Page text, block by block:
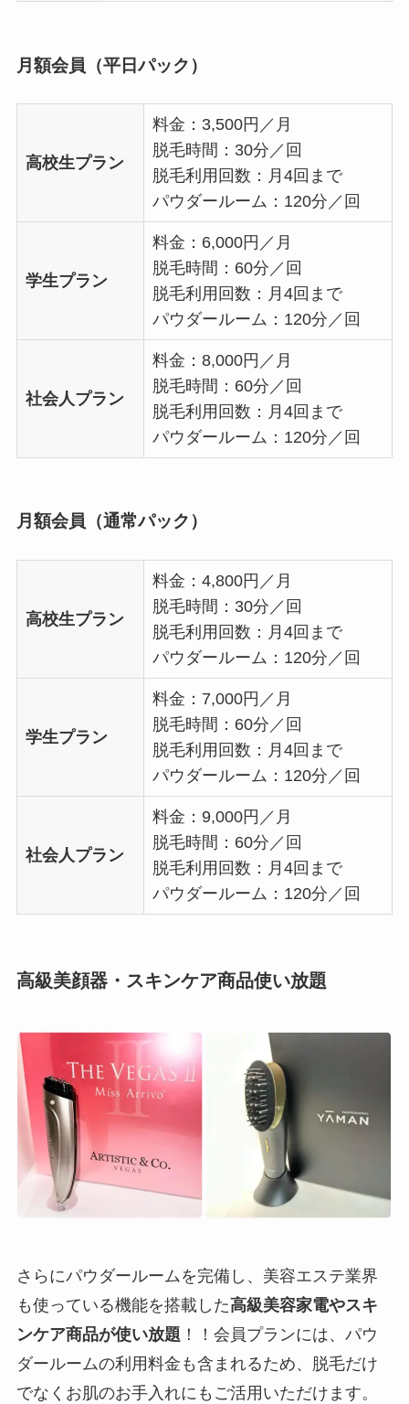
月額会員（平日パック）
高校生プラン
料金：3,500円／月
脱毛時間：30分／回
脱毛利用回数：月4回まで
パウダールーム：120分／回
学生プラン
料金：6,000円／月
脱毛時間：60分／回
脱毛利用回数：月4回まで
パウダールーム：120分／回
社会人プラン
料金：8,000円／月
脱毛時間：60分／回
脱毛利用回数：月4回まで
パウダールーム：120分／回
月額会員（通常パック）
高校生プラン
料金：4,800円／月
脱毛時間：30分／回
脱毛利用回数：月4回まで
パウダールーム：120分／回
学生プラン
料金：7,000円／月
脱毛時間：60分／回
脱毛利用回数：月4回まで
パウダールーム：120分／回
社会人プラン
料金：9,000円／月
脱毛時間：60分／回
脱毛利用回数：月4回まで
パウダールーム：120分／回
高級美顔器・スキンケア商品使い放題
さらにパウダールームを完備し、美容エステ業界
も使っている機能を搭載した高級美容家電やスキ
ンケア商品が使い放題 ！！会員プランには、パウ
ダールームの利用料金も含まれるため、脱毛だけ
でなくお肌のお手入れにもご活用いただけます。